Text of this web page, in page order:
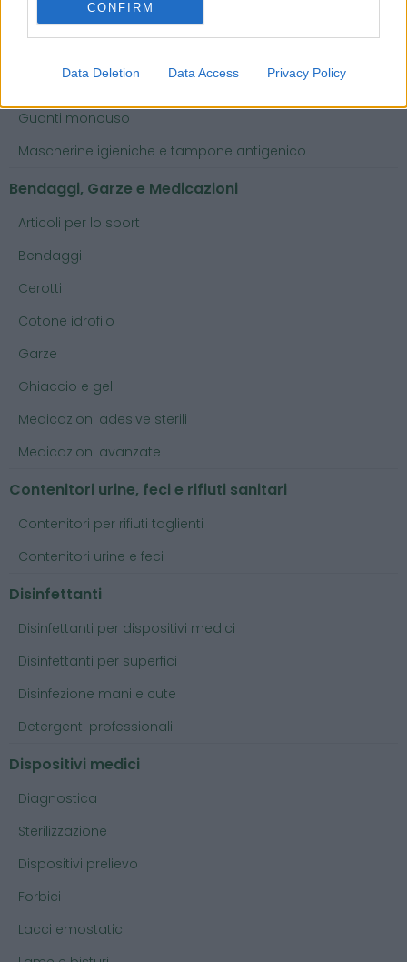
CONFIRM
Data Deletion Data Access Privacy Policy
Abbigliamento e protezione
Accessori per carrozzine, comode e presidi
Guanti monouso
Mascherine igieniche e tampone antigenico
Bendaggi, Garze e Medicazioni
Articoli per lo sport
Bendaggi
Cerotti
Cotone idrofilo
Garze
Ghiaccio e gel
Medicazioni adesive sterili
Medicazioni avanzate
Contenitori urine, feci e rifiuti sanitari
Contenitori per rifiuti taglienti
Contenitori urine e feci
Disinfettanti
Disinfettanti per dispositivi medici
Disinfettanti per superfici
Disinfezione mani e cute
Detergenti professionali
Dispositivi medici
Diagnostica
Sterilizzazione
Dispositivi prelievo
Forbici
Lacci emostatici